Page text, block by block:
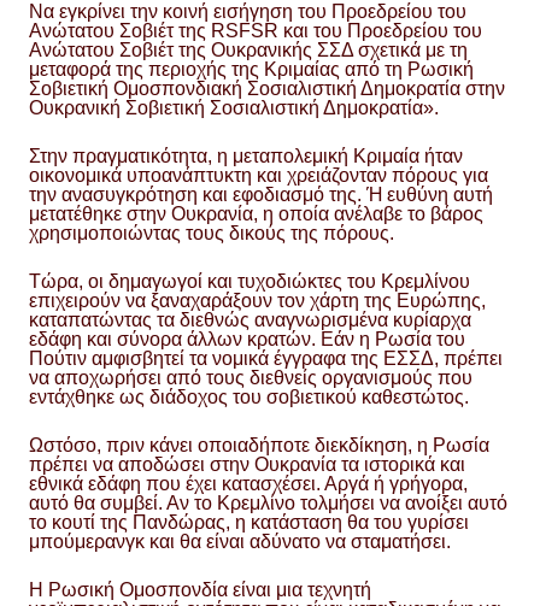
Να εγκρίνει την κοινή εισήγηση του Προεδρείου του
Ανώτατου Σοβιέτ της RSFSR και του Προεδρείου του
Ανώτατου Σοβιέτ της Ουκρανικής ΣΣΔ σχετικά με τη
μεταφορά της περιοχής της Κριμαίας από τη Ρωσική
Σοβιετική Ομοσπονδιακή Σοσιαλιστική Δημοκρατία στην
Ουκρανική Σοβιετική Σοσιαλιστική Δημοκρατία».
Στην πραγματικότητα, η μεταπολεμική Κριμαία ήταν
οικονομικά υποανάπτυκτη και χρειάζονταν πόρους για
την ανασυγκρότηση και εφοδιασμό της. Ή ευθύνη αυτή
μετατέθηκε στην Ουκρανία, η οποία ανέλαβε το βάρος
χρησιμοποιώντας τους δικούς της πόρους.
Τώρα, οι δημαγωγοί και τυχοδιώκτες του Κρεμλίνου
επιχειρούν να ξαναχαράξουν τον χάρτη της Ευρώπης,
καταπατώντας τα διεθνώς αναγνωρισμένα κυρίαρχα
εδάφη και σύνορα άλλων κρατών. Εάν η Ρωσία του
Πούτιν αμφισβητεί τα νομικά έγγραφα της ΕΣΣΔ, πρέπει
να αποχωρήσει από τους διεθνείς οργανισμούς που
εντάχθηκε ως διάδοχος του σοβιετικού καθεστώτος.
Ωστόσο, πριν κάνει οποιαδήποτε διεκδίκηση, η Ρωσία
πρέπει να αποδώσει στην Ουκρανία τα ιστορικά και
εθνικά εδάφη που έχει κατασχέσει. Αργά ή γρήγορα,
αυτό θα συμβεί. Αν το Κρεμλίνο τολμήσει να ανοίξει αυτό
το κουτί της Πανδώρας, η κατάσταση θα του γυρίσει
μπούμερανγκ και θα είναι αδύνατο να σταματήσει.
Η Ρωσική Ομοσπονδία είναι μια τεχνητή